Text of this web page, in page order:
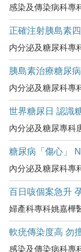
感染及傳染病科專
正確注射胰島素
内分泌及糖尿科專
胰島素治療糖尿
内分泌及糖尿科專
世界糖尿日 認識
內分泌及糖尿專科
糖尿病「傷心」
內分泌及糖尿科專
百日咳個案急升
婦產科專科姚嘉樺
軟疣傳染度高 勿
感染及傳染病科專